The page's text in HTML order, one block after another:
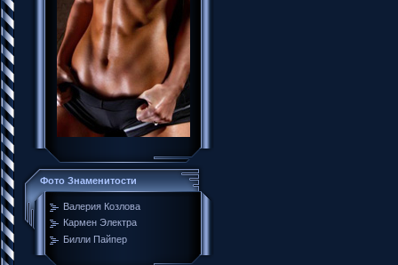
Фото Знаменитости
Валерия Козлова
Кармен Электра
Билли Пайпер